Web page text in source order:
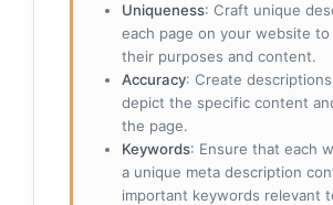
Uniqueness: Craft unique
each page on your website
their purposes and content.
Accuracy: Create
depict the specific content
the page.
Keywords: Ensure that each
a unique meta description
important keywords relevant